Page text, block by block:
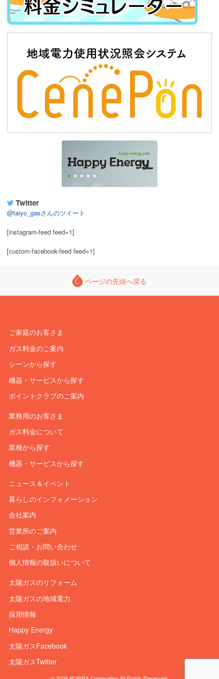
Twitter
@taiyo_gasさんのツイート
[instagram-feed feed=1]
[custom-facebook-feed feed=1]
ページの先頭へ戻る
ご家庭のお客さま
ガス料金のご案内
シーンから探す
機器・サービスから探す
ポイントクラブのご案内
業務用のお客さま
ガス料金について
業種から探す
機器・サービスから探す
ニュース＆イベント
暮らしのインフォメーション
会社案内
営業所のご案内
ご相談・お問い合わせ
個人情報の取扱いについて
太陽ガスのリフォーム
太陽ガスの地域電力
採用情報
Happy Energy
太陽ガスFacebook
太陽ガスTwitter